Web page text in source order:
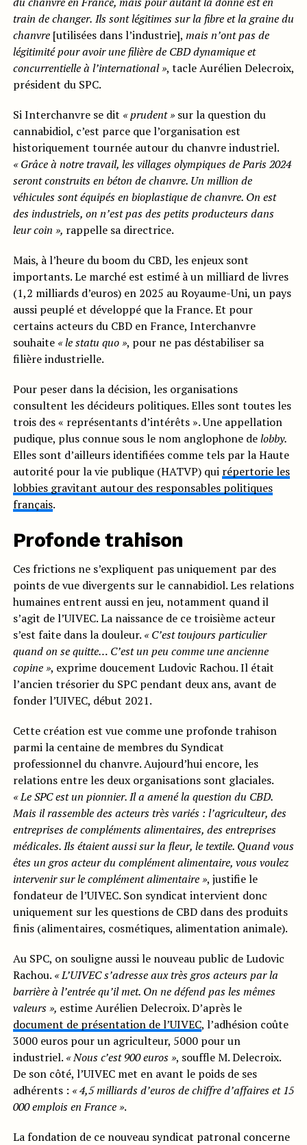
train de changer. Ils sont légitimes sur la fibre et la graine du
chanvre [utilisées dans l’industrie], maisn’ont pas de
légitimité pour avoir une filière de CBD dynamique et
concurrentielle à l’international », tacle Aurélien Delecroix,
président du SPC.
Si Interchanvre se dit « prudent »sur la question du
cannabidiol, c’est parce que l’organisation est
historiquement tournée autour du chanvre industriel.
« Grâce à notre travail, les villages olympiques de Paris 2024
seront construits en béton de chanvre. Un million de
véhicules sont équipés en bioplastique de chanvre. On est
des industriels, on n’est pas des petits producteurs dans
leur coin », rappelle sa directrice.
Mais, à l’heure du boom du CBD, les enjeux sont
importants. Le marché est estimé à un milliard de livres
(1,2 milliards d’euros) en 2025 au Royaume-Uni, un pays
aussi peuplé et développé que la France. Et pour
certains acteurs du CBD en France, Interchanvre
souhaite « le statu quo », pour ne pas déstabiliser sa
filière industrielle.
Pour peser dans la décision, les organisations
consultent les décideurs politiques. Elles sont toutes les
trois des « représentants d’intérêts ». Une appellation
pudique, plus connue sous le nom anglophone delobby.
Elles sont d’ailleurs identifiées comme tels par la Haute
autorité pour la vie publique (HATVP) qui répertorie les
lobbies gravitant autour des responsables politiques
français.
Profonde trahison
Ces frictions ne s’expliquent pas uniquement par des
points de vue divergents sur le cannabidiol. Les relations
humaines entrent aussi en jeu, notamment quand il
s’agit de l’UIVEC. La naissance de ce troisième acteur
s’est faite dans la douleur. « C’est toujours particulier
quand on se quitte… C’est un peu comme une ancienne
copine », exprime doucement Ludovic Rachou. Il était
l’ancien trésorier du SPC pendant deux ans, avant de
fonder l’UIVEC, début 2021.
Cette création est vue comme une profonde trahison
parmi la centaine de membres du Syndicat
professionnel du chanvre. Aujourd’hui encore, les
relations entre les deux organisations sont glaciales.
« Le SPC est un pionnier. Il a amené la question du CBD.
Mais il rassemble des acteurs très variés : l’agriculteur, des
entreprises de compléments alimentaires, des entreprises
médicales. Ils étaient aussi sur la fleur, le textile. Quand vous
êtes un gros acteur du complément alimentaire, vous voulez
intervenir sur le complément alimentaire », justifie le
fondateur de l’UIVEC. Son syndicat intervient donc
uniquement sur les questions de CBD dans des produits
finis (alimentaires, cosmétiques, alimentation animale).
Au SPC, on souligne aussi le nouveau public de Ludovic
Rachou. « L’UIVEC s’adresse aux très gros acteurs par la
barrière à l’entrée qu’il met. On ne défend pas les mêmes
valeurs », estime Aurélien Delecroix. D’après le
document de présentation de l’UIVEC, l’adhésion coûte
3000 euros pour un agriculteur, 5000 pour un
industriel. « Nous c’est 900 euros », souffle M. Delecroix.
De son côté, l’UIVEC met en avant le poids de ses
adhérents : «4,5 milliards d’euros de chiffre d’affaires et 15
000 emplois en France ».
La fondation de ce nouveau syndicat patronal concerne